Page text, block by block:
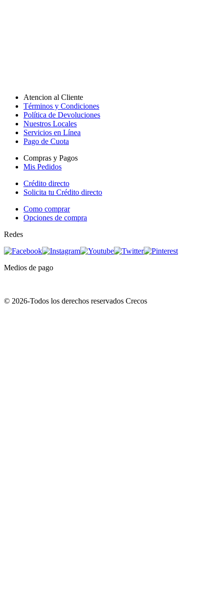
Atencion al Cliente
Términos y Condiciones
Política de Devoluciones
Nuestros Locales
Servicios en Línea
Pago de Cuota
Compras y Pagos
Mis Pedidos
Crédito directo
Solicita tu Crédito directo
Como comprar
Opciones de compra
Redes
Medios de pago
© 2026-Todos los derechos reservados Crecos